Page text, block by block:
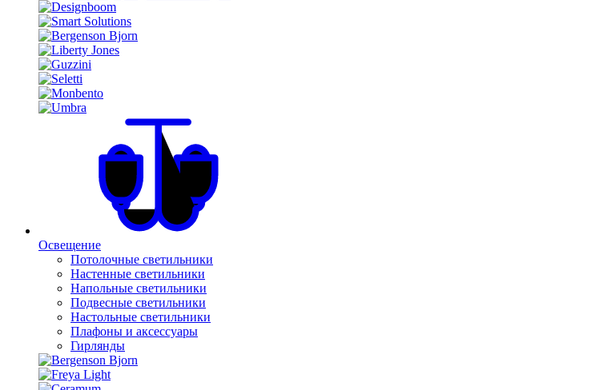
Освещение
Потолочные светильники
Настенные светильники
Напольные светильники
Подвесные светильники
Настольные светильники
Плафоны и аксессуары
Гирлянды